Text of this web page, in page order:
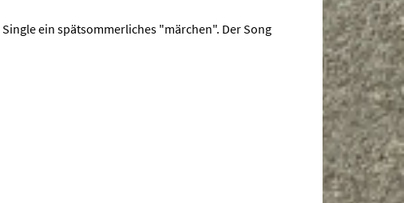
ein spätsommerliches "märchen". Der Song